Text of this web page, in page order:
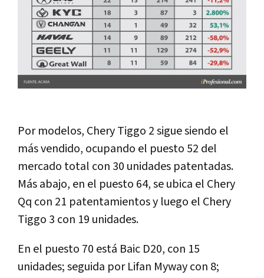
Por modelos, Chery Tiggo 2 sigue siendo el
más vendido, ocupando el puesto 52 del
mercado total con 30 unidades patentadas.
Más abajo, en el puesto 64, se ubica el Chery
Qq con 21 patentamientos y luego el Chery
Tiggo 3 con 19 unidades.
En el puesto 70 está Baic D20, con 15
unidades; seguida por Lifan Myway con 8;